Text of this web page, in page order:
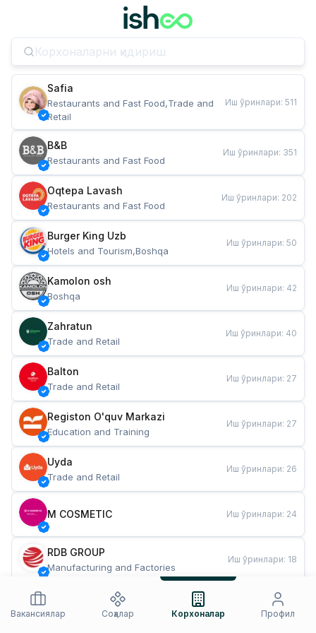
Safia
Restaurants and Fast Food,Trade and
Retail
Иш ўринлари: 511
B&B
Restaurants and Fast Food
Иш ўринлари: 351
Oqtepa Lavash
Restaurants and Fast Food
Иш ўринлари: 202
Burger King Uzb
Hotels and Tourism,Boshqa
Иш ўринлари: 50
Kamolon osh
Boshqa
Иш ўринлари: 42
Zahratun
Trade and Retail
Иш ўринлари: 40
Balton
Trade and Retail
Иш ўринлари: 27
Registon O'quv Markazi
Education and Training
Иш ўринлари: 27
Uyda
Trade and Retail
Иш ўринлари: 26
M COSMETIC Иш ўринлари: 24
RDB GROUP
Manufacturing and Factories
Иш ўринлари: 18
Restaurants and Fast Food
Иш ўринлари
Вакансиялар
Соҳалар Корхоналар Профил